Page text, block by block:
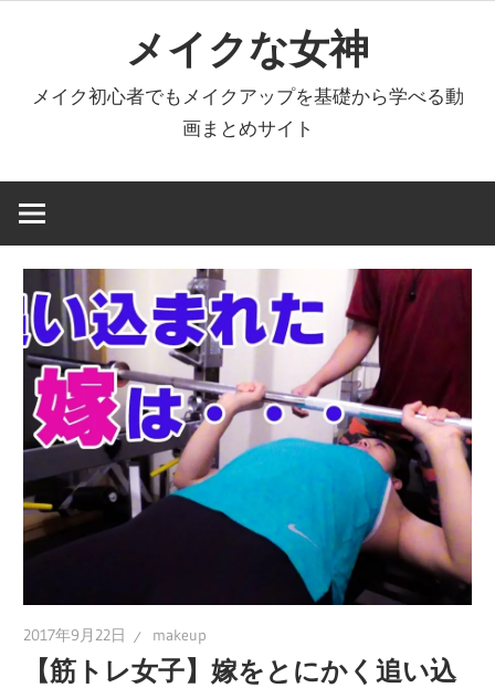
へ
キ
メイクな女神
メイク初心者でもメイクアップを基礎から学べる動
画まとめサイト
2017年9月22日 makeup
【筋トレ女子】嫁をとにかく追い込